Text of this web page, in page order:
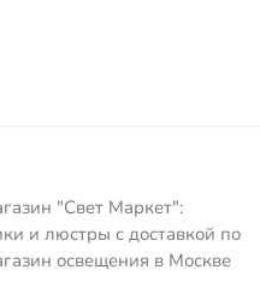
"Свет Маркет":
и люстры с доставкой по
освещения в Москве